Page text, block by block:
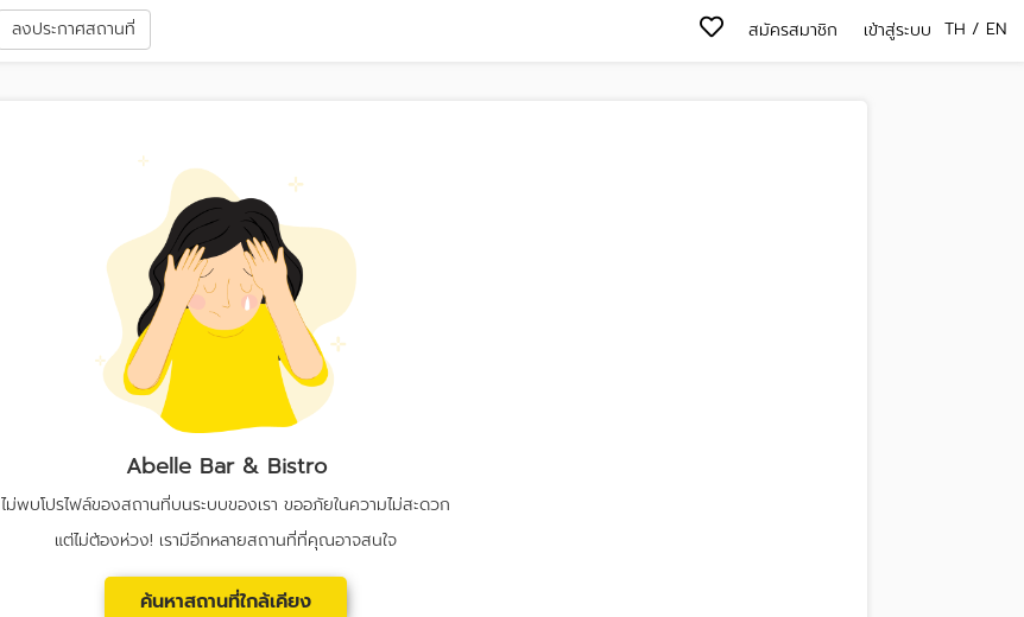
ลงประกาศสถานที่ TH / EN
สมัครสมาชิก เข้าสู่ระบบ
Abelle Bar & Bistro
ไม่พบโปรไฟล์ของสถานที่บนระบบของเรา ขออภัยในความไม่สะดวก
แต่ไม่ต้องห่วง! เรามีอีกหลายสถานที่ที่คุณอาจสนใจ
ค้นหาสถานที่ใกล้เคียง